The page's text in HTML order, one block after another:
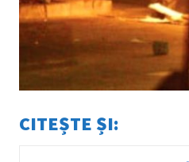
CITEȘTE ȘI: